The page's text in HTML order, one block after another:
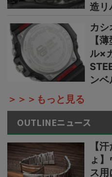
造リ
カ
【
ル×
ン
＞＞＞もっと見る
OUTLINEニュース
【
ょ
ス用